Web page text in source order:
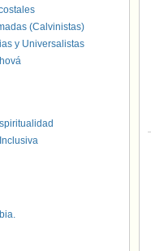
(Calvinistas)
y Universalistas